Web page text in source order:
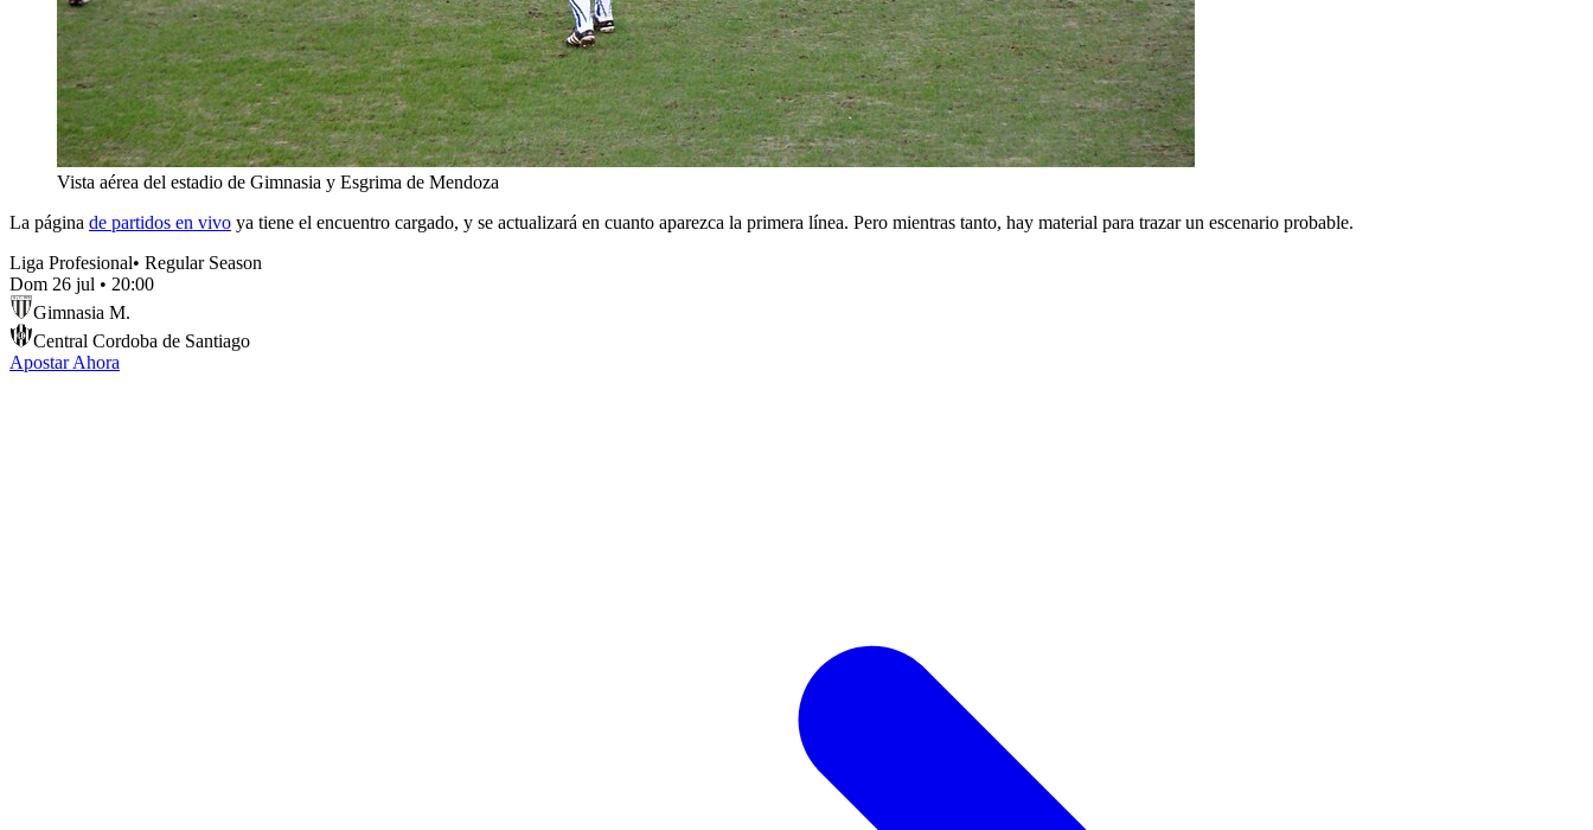
Vista aérea del estadio de Gimnasia y Esgrima de Mendoza
La página de partidos en vivo ya tiene el encuentro cargado, y se actualizará en cuanto aparezca la primera línea. Pero mientras tanto, hay material para trazar un escenario probable.
Liga Profesional• Regular Season
Dom 26 jul • 20:00
Gimnasia M.
Central Cordoba de Santiago
Apostar Ahora